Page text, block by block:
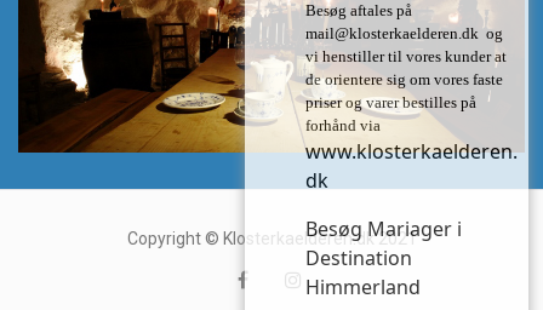
Copyright © Klosterkaelderen.dk 2021
Besøg aftales på
mail@klosterkaelderen.dk og
vi henstiller til vores kunder at
de orientere sig om vores faste
priser og varer bestilles på
forhånd via
www.klosterkaelderen.
dk
Besøg Mariager i
Destination
Himmerland